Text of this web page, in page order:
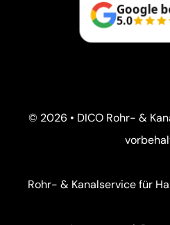
Google
5.0
© 2026 • DICO Rohr- &
Rohr- & Kanalservice für